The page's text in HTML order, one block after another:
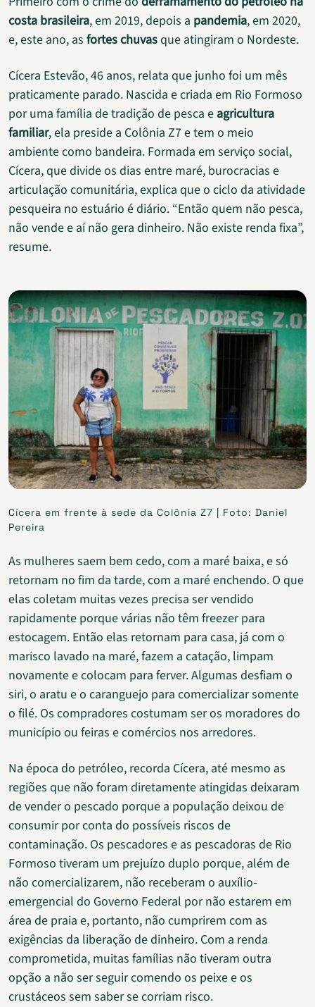
costa brasileira, em 2019, depois a pandemia, em 2020,
e, este ano, as fortes chuvasque atingiram o Nordeste.
Cícera Estevão, 46 anos, relata que junho foi um mês
praticamente parado. Nascida e criada em Rio Formoso
por uma família de tradição de pesca e agricultura
familiar, ela preside a Colônia Z7 e tem o meio
ambiente como bandeira. Formada em serviço social,
Cícera, que divide os dias entre maré, burocracias e
articulação comunitária, explica que o ciclo da atividade
pesqueira no estuário é diário. “Então quem não pesca,
não vende e aí não gera dinheiro. Não existe renda fixa”,
resume.
Cícera em frente à sede da Colônia Z7 | Foto: Daniel
Pereira
As mulheres saem bem cedo, com a maré baixa, e só
retornam no fim da tarde, com a maré enchendo. O que
elas coletam muitas vezes precisa ser vendido
rapidamente porque várias não têm freezer para
estocagem. Então elas retornam para casa, já com o
marisco lavado na maré, fazem a catação, limpam
novamente e colocam para ferver. Algumas desfiam o
siri, o aratu e o caranguejo para comercializar somente
o filé. Os compradores costumam ser os moradores do
município ou feiras e comércios nos arredores.
Na época do petróleo, recorda Cícera, até mesmo as
regiões que não foram diretamente atingidas deixaram
de vender o pescado porque a população deixou de
consumir por conta do possíveis riscos de
contaminação. Os pescadores e as pescadoras de Rio
Formoso tiveram um prejuízo duplo porque, além de
não comercializarem, não receberam o auxílio-
emergencial do Governo Federal por não estarem em
área de praia e, portanto, não cumprirem com as
exigências da liberação de dinheiro. Com a renda
comprometida, muitas famílias não tiveram outra
opção a não ser seguir comendo os peixe e os
crustáceos sem saber se corriam risco.